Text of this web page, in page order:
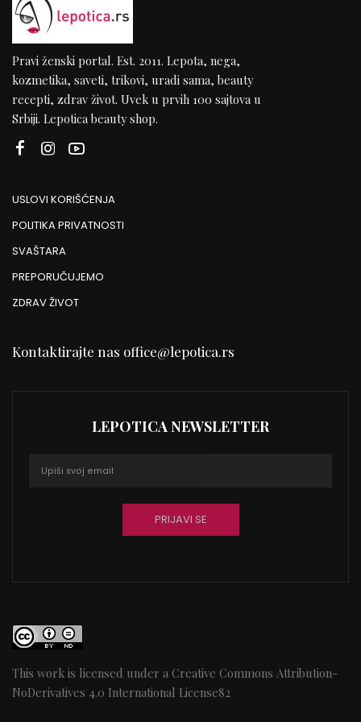
Pravi ženski portal. Est. 2011. Lepota, nega,
kozmetika, saveti, trikovi, uradi sama, beauty
recepti, zdrav život. Uvek u prvih 100 sajtova u
Srbiji. Lepotica beauty shop.
USLOVI KORIŠĆENJA
POLITIKA PRIVATNOSTI
SVAŠTARA
PREPORUČUJEMO
ZDRAV ŽIVOT
Kontaktirajte nas office@lepotica.rs
LEPOTICA NEWSLETTER
This work is licensed under a Creative Commons Attribution-
NoDerivatives 4.0 International License82